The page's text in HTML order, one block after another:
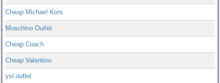
Cheap Michael Kors
Moschino Outlet
Cheap Coach
Cheap Valentino
ysl outlet